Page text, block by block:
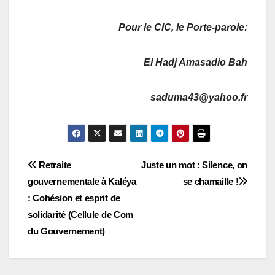
Pour le CIC, le Porte-parole:
El Hadj Amasadio Bah
saduma43@yahoo.fr
Navigation
de
l’article
Juste un mot : Silence, on
se chamaille !
Retraite
gouvernementale à Kaléya
: Cohésion et esprit de
solidarité (Cellule de Com
du Gouvernement)